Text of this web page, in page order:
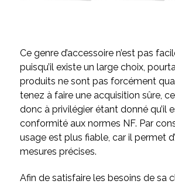
Ce genre d’accessoire n’est pas
puisqu’il existe un large choix,
produits ne sont pas forcément
tenez à faire une acquisition sûre,
donc à privilégier étant donné qu’il
conformité aux normes NF. Par
usage est plus fiable, car il permet
mesures précises.
Afin de satisfaire les besoins de sa